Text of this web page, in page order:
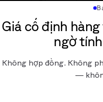
Giá cố định
ngờ
Không hợp đồng. Không
—